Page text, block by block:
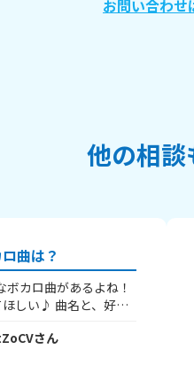
お問い合わせ
他の相談
曲は？
カロ曲があるよね！
しい♪ 曲名と、好き
ナ、クローバークラ
ばいちゃ～
さん